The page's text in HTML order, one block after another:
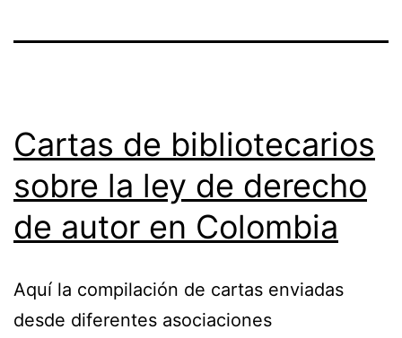
Cartas de bibliotecarios
sobre la ley de derecho
de autor en Colombia
Aquí la compilación de cartas enviadas
desde diferentes asociaciones